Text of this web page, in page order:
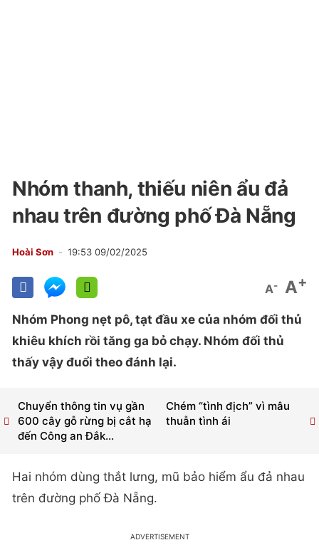
Nhóm thanh, thiếu niên ẩu đả
nhau trên đường phố Đà Nẵng
Hoài Sơn 19:53 09/02/2025
A- A+
Nhóm Phong nẹt pô, tạt đầu xe của nhóm đối thủ
khiêu khích rồi tăng ga bỏ chạy. Nhóm đối thủ
thấy vậy đuổi theo đánh lại.
Chém “tình địch” vì mâu
thuẫn tình ái
Chuyển thông tin vụ gần
600 cây gỗ rừng bị cắt hạ
đến Công an Đắk...
Hai nhóm dùng thắt lưng, mũ bảo hiểm ẩu đả nhau
trên đường phố Đà Nẵng.